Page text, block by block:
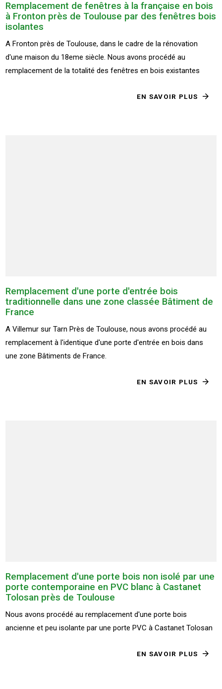
Remplacement de fenêtres à la française en bois
à Fronton près de Toulouse par des fenêtres bois
isolantes
A Fronton près de Toulouse, dans le cadre de la rénovation
d'une maison du 18eme siècle. Nous avons procédé au
remplacement de la totalité des fenêtres en bois existantes
EN SAVOIR PLUS
Remplacement d'une porte d'entrée bois
traditionnelle dans une zone classée Bâtiment de
France
A Villemur sur Tarn Près de Toulouse, nous avons procédé au
remplacement à l'identique d'une porte d'entrée en bois dans
une zone Bâtiments de France.
EN SAVOIR PLUS
Remplacement d'une porte bois non isolé par une
porte contemporaine en PVC blanc à Castanet
Tolosan près de Toulouse
Nous avons procédé au remplacement d'une porte bois
ancienne et peu isolante par une porte PVC à Castanet Tolosan
EN SAVOIR PLUS